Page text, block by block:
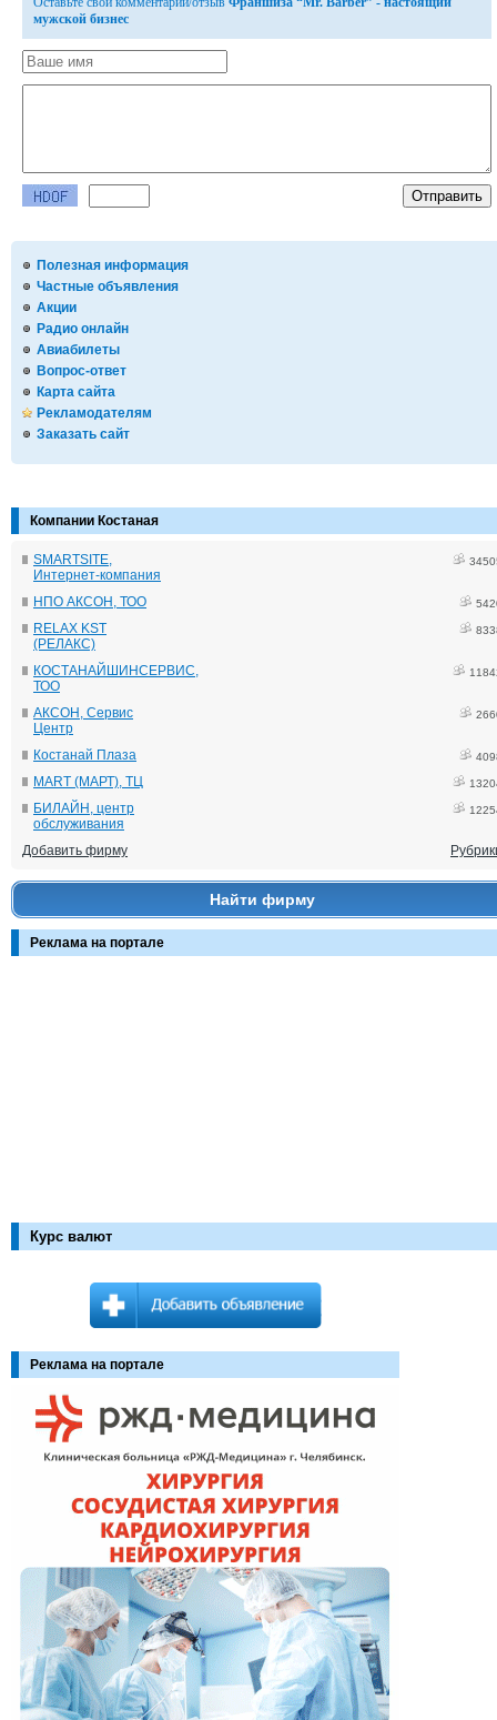
Полезная информация
Частные объявления
Акции
Радио онлайн
Авиабилеты
Вопрос-ответ
Карта сайта
Рекламодателям
Заказать сайт
Компании Костаная
SMARTSITE,
Интернет-компания
НПО АКСОН, ТОО
RELAX KST
(РЕЛАКС)
КОСТАНАЙШИНСЕРВИС,
ТОО
АКСОН, Сервис
Центр
Костанай Плаза
MART (МАРТ), ТЦ
БИЛАЙН, центр
обслуживания
Добавить фирму
Найти фирму
Реклама на портале
Курс валют
мужской бизнес
Реклама на портале